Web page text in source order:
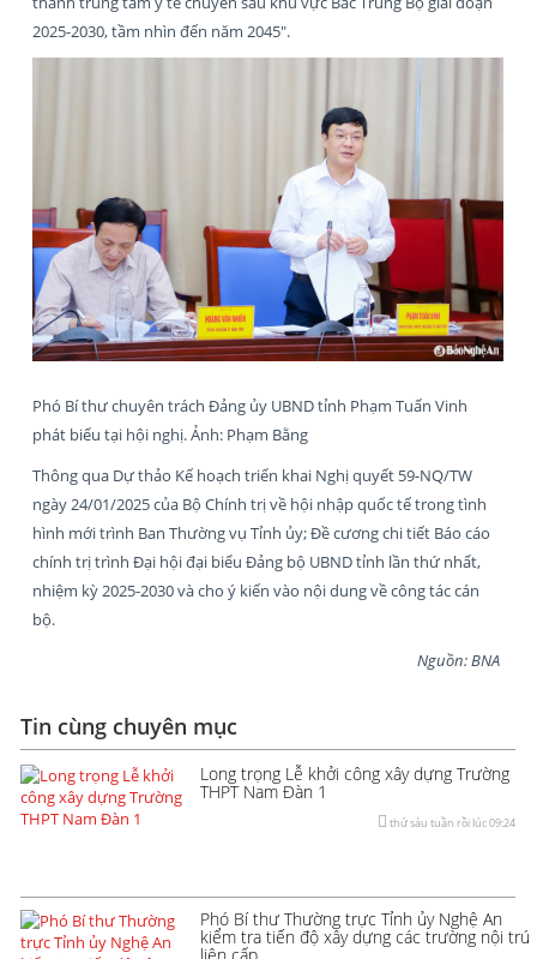
2025-2030, tầm nhìn đến năm 2045".
Phó Bí thư chuyên trách Đảng ủy UBND tỉnh Phạm Tuấn Vinh
phát biểu tại hội nghị. Ảnh: Phạm Bằng
Thông qua Dự thảo Kế hoạch triển khai Nghị quyết 59-NQ/TW
ngày 24/01/2025 của Bộ Chính trị về hội nhập quốc tế trong tình
hình mới trình Ban Thường vụ Tỉnh ủy; Đề cương chi tiết Báo cáo
chính trị trình Đại hội đại biểu Đảng bộ UBND tỉnh lần thứ nhất,
nhiệm kỳ 2025-2030 và cho ý kiến vào nội dung về công tác cán
bộ.
Nguồn: BNA
Tin cùng chuyên mục
Long trọng Lễ khởi công xây dựng Trường
THPT Nam Đàn 1
thứ sáu tuần rồi lúc 09:24
Phó Bí thư Thường trực Tỉnh ủy Nghệ An
kiểm tra tiến độ xây dựng các trường nội trú